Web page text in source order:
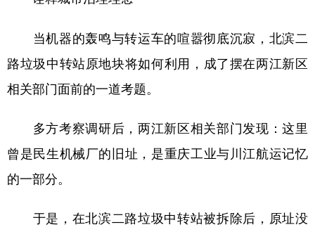
当机器的轰鸣与转运车的喧嚣彻底沉寂，北滨二
路垃圾中转站原地块将如何利用，成了摆在两江新区
相关部门面前的一道考题。
多方考察调研后，两江新区相关部门发现：这里
曾是民生机械厂的旧址，是重庆工业与川江航运记忆
的一部分。
于是，在北滨二路垃圾中转站被拆除后，原址没